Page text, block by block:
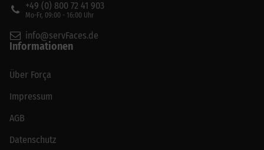
+49 (0) 800 72 41 903
Mo-Fr, 09:00 - 16:00 Uhr
info@servFaces.de
Informationen
Über Força
Impressum
AGB
Datenschutz